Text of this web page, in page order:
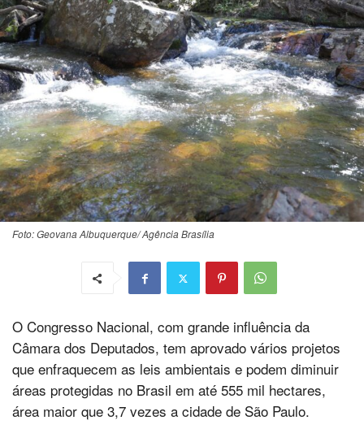
Foto: Geovana Albuquerque/ Agência Brasília
O Congresso Nacional, com grande influência da
Câmara dos Deputados, tem aprovado vários projetos
que enfraquecem as leis ambientais e podem diminuir
áreas protegidas no Brasil em até 555 mil hectares,
área maior que 3,7 vezes a cidade de São Paulo.